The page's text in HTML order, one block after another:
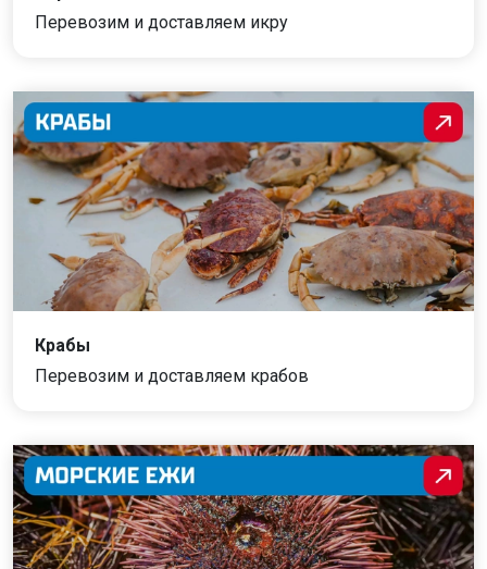
Перевозим и доставляем икру
Крабы
Перевозим и доставляем крабов